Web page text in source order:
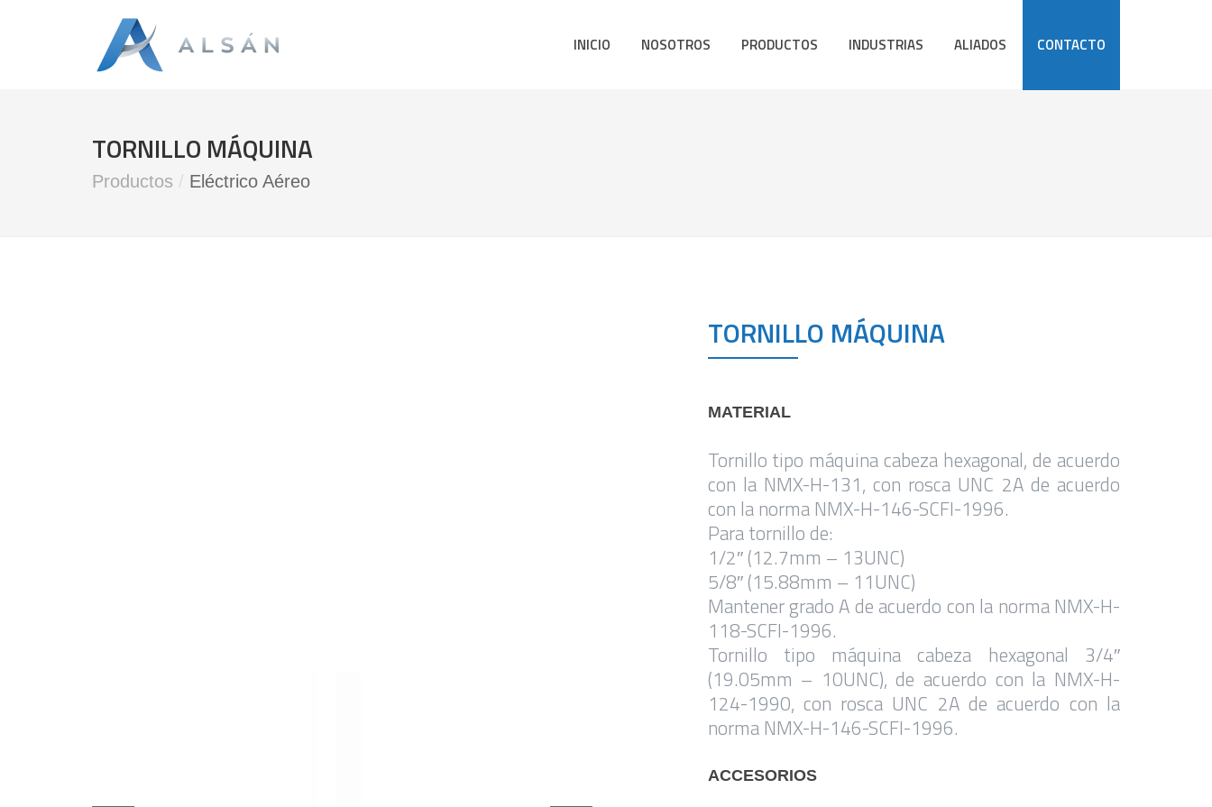
INICIO NOSOTROS PRODUCTOS INDUSTRIAS ALIADOS CONTACTO
TORNILLO MÁQUINA
Productos / Eléctrico Aéreo
TORNILLO MÁQUINA
MATERIAL
Tornillo tipo máquina cabeza hexagonal, de acuerdo
con la NMX-H-131, con rosca UNC 2A de acuerdo
con la norma NMX-H-146-SCFI-1996.
Para tornillo de:
1/2″ (12.7mm – 13UNC)
5/8″ (15.88mm – 11UNC)
Mantener grado A de acuerdo con la norma NMX-H-
118-SCFI-1996.
Tornillo tipo máquina cabeza hexagonal 3/4″
(19.05mm – 10UNC), de acuerdo con la NMX-H-
124-1990, con rosca UNC 2A de acuerdo con la
norma NMX-H-146-SCFI-1996.
ACCESORIOS